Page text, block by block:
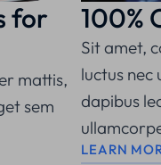
for
mattis,
sem
100%
Sit amet,
luctus
dapibus
LEARN